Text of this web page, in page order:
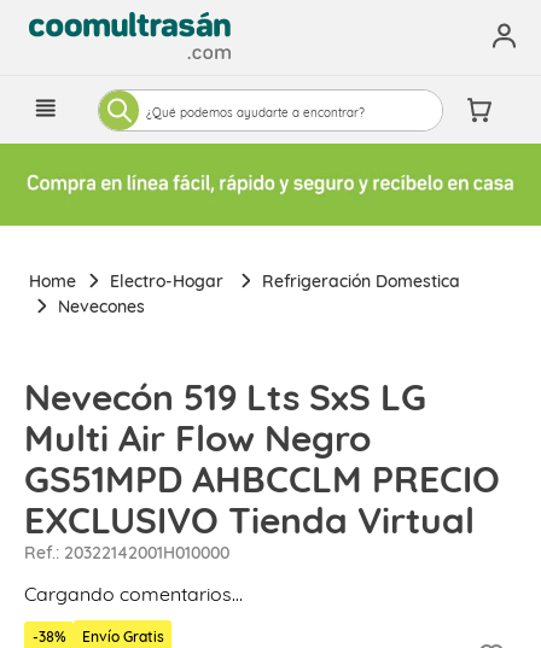
¿Qué podemos ayudarte a encontrar?
Electro-Hogar
Refrigeración Domestica
Nevecones
Nevecón 519 Lts SxS LG
Multi Air Flow Negro
GS51MPD AHBCCLM PRECIO
EXCLUSIVO Tienda Virtual
Ref.: 20322142001H010000
Cargando comentarios…
-38% Envío Gratis